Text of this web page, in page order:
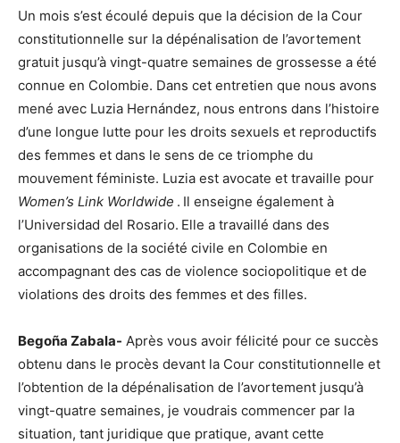
Un mois s’est écoulé depuis que la décision de la Cour
constitutionnelle sur la dépénalisation de l’avortement
gratuit jusqu’à vingt-quatre semaines de grossesse a été
connue en Colombie. Dans cet entretien que nous avons
mené avec Luzia Hernández, nous entrons dans l’histoire
d’une longue lutte pour les droits sexuels et reproductifs
des femmes et dans le sens de ce triomphe du
mouvement féministe. Luzia est avocate et travaille pour
Women’s Link Worldwide . Il enseigne également à
l’Universidad del Rosario. Elle a travaillé dans des
organisations de la société civile en Colombie en
accompagnant des cas de violence sociopolitique et de
violations des droits des femmes et des filles.
Begoña Zabala- Après vous avoir félicité pour ce succès
obtenu dans le procès devant la Cour constitutionnelle et
l’obtention de la dépénalisation de l’avortement jusqu’à
vingt-quatre semaines, je voudrais commencer par la
situation, tant juridique que pratique, avant cette